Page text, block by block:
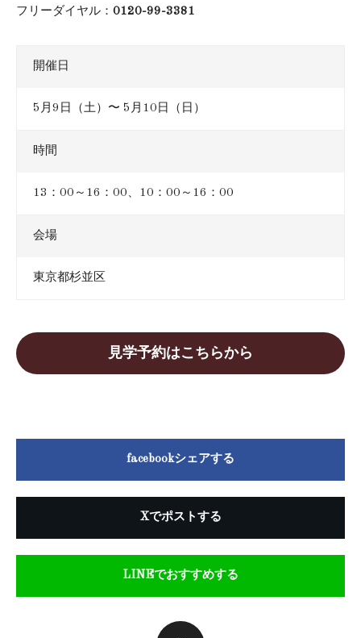
フリーダイヤル： 0120-99-3381
開催日
5月9日（土）〜 5月10日（日）
時間
13：00～16：00、10：00～16：00
会場
東京都杉並区
見学予約はこちらから
facebookシェアする
Xでポストする
LINEでおすすめする